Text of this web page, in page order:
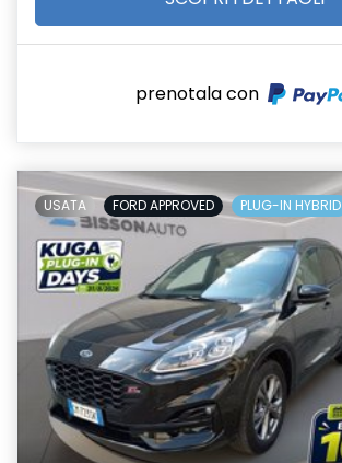
prenotala con
USATA FORD APPROVED PLUG-IN HYBRID